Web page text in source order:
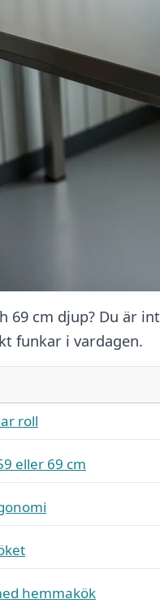
69 cm djup? Du är
funkar i vardagen.
roll
eller 69 cm
hemmakök